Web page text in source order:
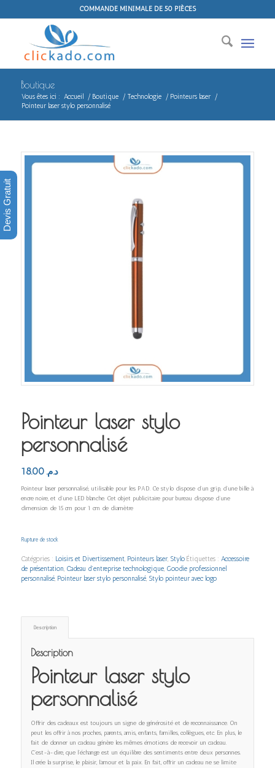
COMMANDE MINIMALE DE 50 PIÈCES
Boutique
Vous êtes ici : Accueil / Boutique / Technologie / Pointeurs laser
/
Pointeur laser stylo personnalisé
Pointeur laser stylo
personnalisé
د.م. 18.00
Pointeur laser personnalisé, utilisable pour les PAD. Ce stylo dispose d’un grip, d’une bille à
encre noire, et d’une LED blanche. Cet objet publicitaire pour bureau dispose d’une
dimension de 15 cm pour 1 cm de diamètre
Rupture de stock
Catégories : Loisirs et Divertissement, Pointeurs laser, Stylo Étiquettes : Accessoire
de présentation, Cadeau d’entreprise technologique, Goodie professionnel
personnalisé, Pointeur laser stylo personnalisé, Stylo pointeur avec logo
Description
Description
Pointeur laser stylo
personnalisé
Offrir des cadeaux est toujours un signe de générosité et de reconnaissance. On
peut les offrir à nos proches, parents, amis, enfants, familles, collègues, etc. En plus, le
fait de donner un cadeau génère les mêmes émotions de recevoir un cadeau.
C’est-à-dire, que l’échange est un équilibre des sentiments entre deux personnes.
Il crée la surprise, le plaisir, l’amour et la paix. En fait, offrir un cadeau ne se limite
Devis Gratuit